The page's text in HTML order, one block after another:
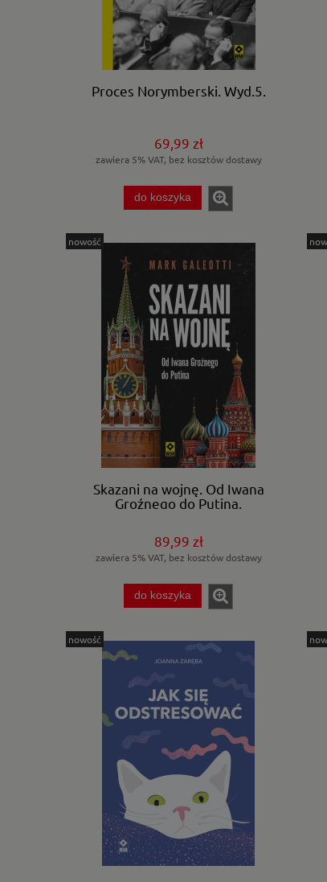
Proces Norymberski. Wyd.5.
69,99 zł
zawiera 5% VAT, bez kosztów dostawy
do koszyka
Skazani na wojnę. Od Iwana
Groźnego do Putina.
89,99 zł
zawiera 5% VAT, bez kosztów dostawy
do koszyka
nowość
nowość